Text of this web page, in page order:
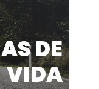
DE
VIDA